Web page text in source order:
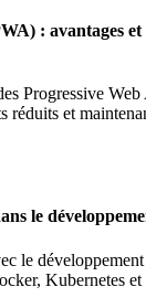
: avantages
Progressive
réduits et
le
le
Kubernetes